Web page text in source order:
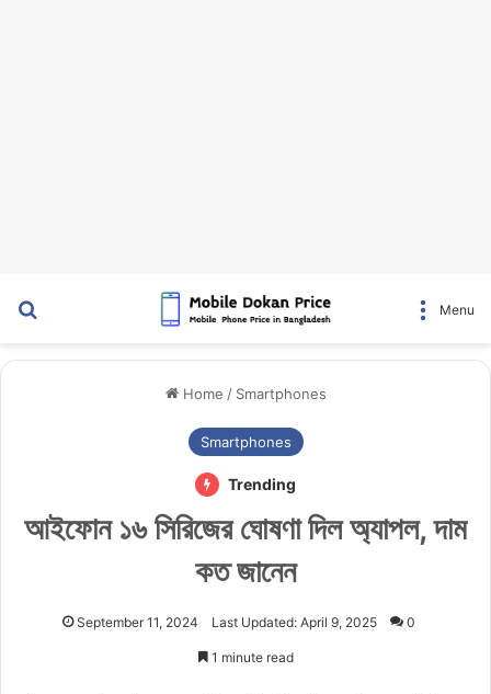
Menu
Home / Smartphones
Smartphones
Trending
আইফোন ১৬ সিরিজের ঘোষণা দিল অ্যাপল, দাম
কত জানেন
September 11, 2024 Last Updated: April 9, 2025 0
1 minute read